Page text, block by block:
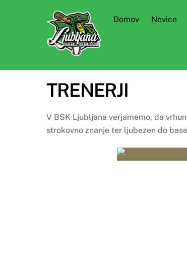
Domov Novice
TRENERJI
V BSK Ljubljana verjamemo, da
strokovno znanje ter ljubezen do